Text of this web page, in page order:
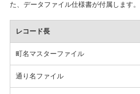
た、データファイル仕様書が付属します。
レコード長
町名マスターファイル
通り名ファイル